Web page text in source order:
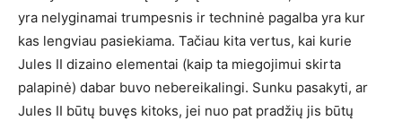
yra nelyginamai trumpesnis ir techninė pagalba yra kur
kas lengviau pasiekiama. Tačiau kita vertus, kai kurie
Jules II dizaino elementai (kaip ta miegojimui skirta
palapinė) dabar buvo nebereikalingi. Sunku pasakyti, ar
Jules II būtų buvęs kitoks, jei nuo pat pradžių jis būtų